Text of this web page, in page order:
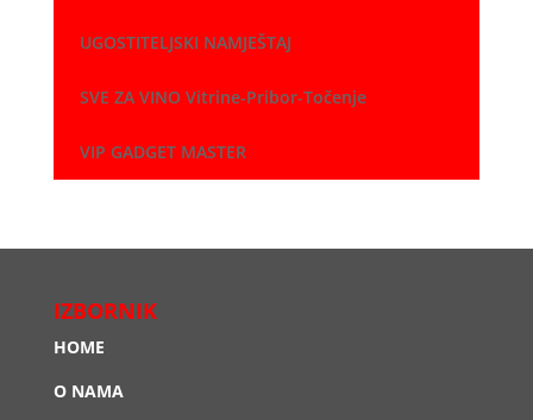
UGOSTITELJSKI NAMJEŠTAJ
SVE ZA VINO Vitrine-Pribor-Točenje
VIP GADGET MASTER
IZBORNIK
HOME
O NAMA